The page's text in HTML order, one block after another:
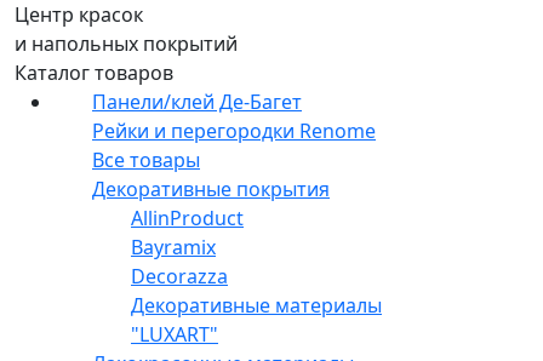
Центр красок
и напольных покрытий
Каталог товаров
Панели/клей Де-Багет
Рейки и перегородки Renome
Все товары
Декоративные покрытия
AllinProduct
Bayramix
Decorazza
Декоративные материалы
"LUXART"